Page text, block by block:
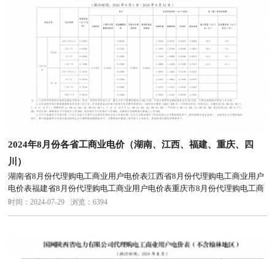
2024年8月份各省工商业电价（湖南、江西、福建、重庆、四
川）
湖南省8月份代理购电工商业用户电价表江西省8月份代理购电工商业用户
电价表福建省8月份代理购电工商业用户电价表重庆市8月份代理购电工商
业用户电价表四川省8月份代理购电工商业用户电价表
时间：2024-07-29 浏览：6394